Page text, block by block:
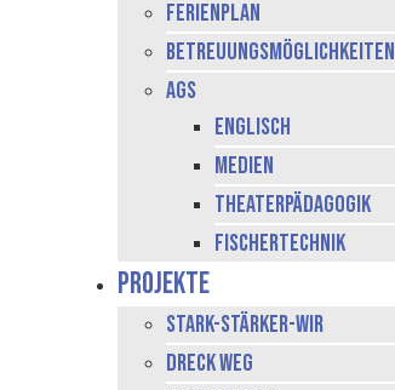
Ferienplan
Betreuungsmöglichkeiten
AGs
Englisch
Medien
Theaterpädagogik
Fischertechnik
Projekte
stark-stärker-Wir
Dreck Weg